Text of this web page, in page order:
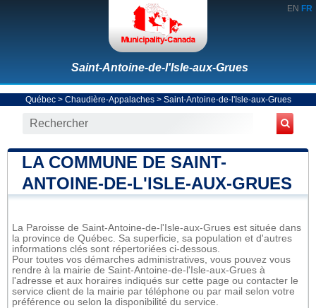
EN FR
Saint-Antoine-de-l'Isle-aux-Grues
Québec> Chaudière-Appalaches> Saint-Antoine-de-l'Isle-aux-Grues
LA COMMUNE DE SAINT-
ANTOINE-DE-L'ISLE-AUX-GRUES
La Paroisse de Saint-Antoine-de-l'Isle-aux-Grues est située dans
la province de Québec. Sa superficie, sa population et d'autres
informations clés sont répertoriées ci-dessous.
Pour toutes vos démarches administratives, vous pouvez vous
rendre à la mairie de Saint-Antoine-de-l'Isle-aux-Grues à
l'adresse et aux horaires indiqués sur cette page ou contacter le
service client de la mairie par téléphone ou par mail selon votre
préférence ou selon la disponibilité du service.